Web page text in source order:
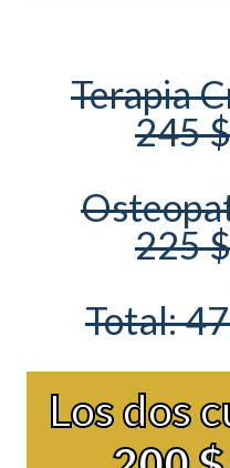
Terapia
245
225
Total:
Los dos